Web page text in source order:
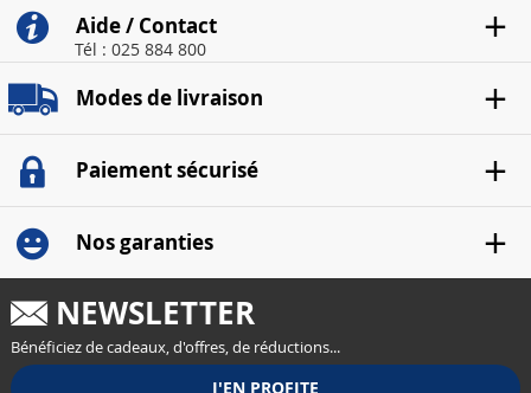
Aide / Contact
Tél : 025 884 800
Modes de livraison
Paiement sécurisé
Nos garanties
NEWSLETTER
Bénéficiez de cadeaux, d'offres, de réductions...